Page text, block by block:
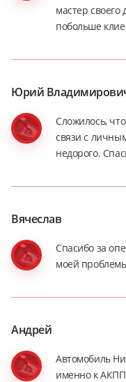
мастер
побольше
Юрий
Сложилось,
связи с
недорого.
Вячеслав
Спасибо за
моей
Андрей
Автомобиль
именно к АКПП